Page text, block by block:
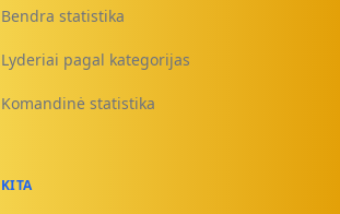
Bendra statistika
Lyderiai pagal kategorijas
Komandinė statistika
KITA